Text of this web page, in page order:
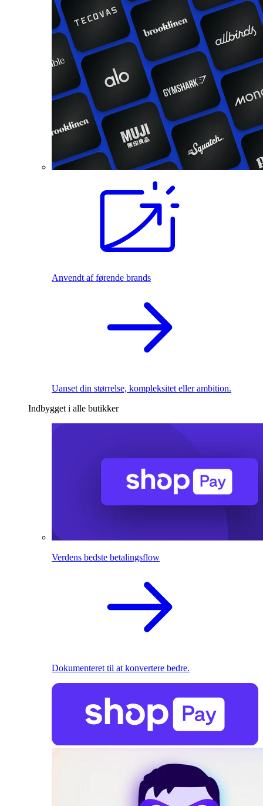
Anvendt af førende brands
Uanset din størrelse, kompleksitet eller ambition.
Indbygget i alle butikker
Verdens bedste betalingsflow
Dokumenteret til at konvertere bedre.